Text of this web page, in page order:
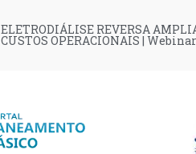
ELETRODIÁLISE REVERSA
CUSTOS OPERACIONAIS |